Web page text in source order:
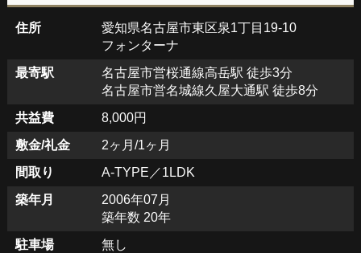
住所
愛知県名古屋市東区泉1丁目19-10
フォンターナ
最寄駅
名古屋市営桜通線高岳駅 徒歩3分
名古屋市営名城線久屋大通駅 徒歩8分
共益費
8,000円
敷金/礼金
2ヶ月/1ヶ月
間取り
A-TYPE／1LDK
築年月
2006年07月
築年数 20年
駐車場
無し